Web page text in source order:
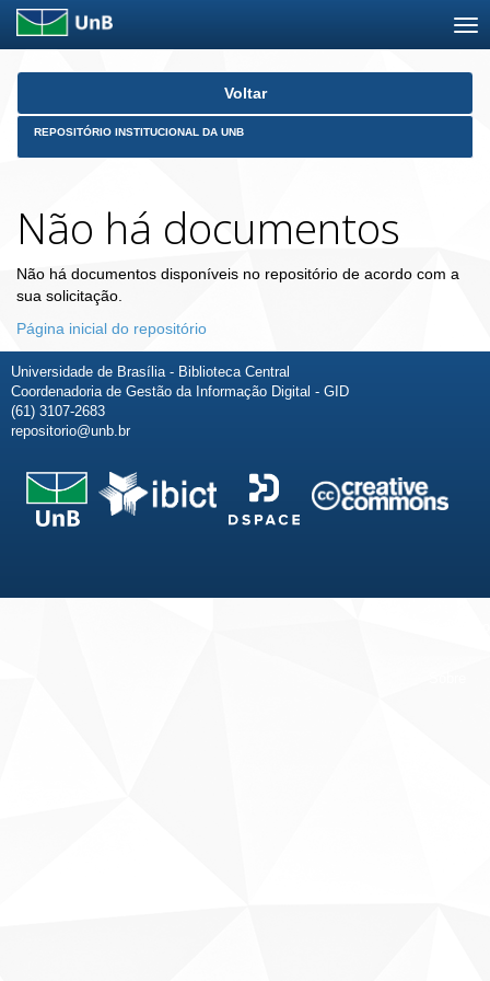
Skip
Voltar
REPOSITÓRIO INSTITUCIONAL DA UNB
Não há documentos
Não há documentos disponíveis no repositório de acordo com a
sua solicitação.
Página inicial do repositório
Universidade de Brasília - Biblioteca Central
Coordenadoria de Gestão da Informação Digital - GID
(61) 3107-2683
repositorio@unb.br